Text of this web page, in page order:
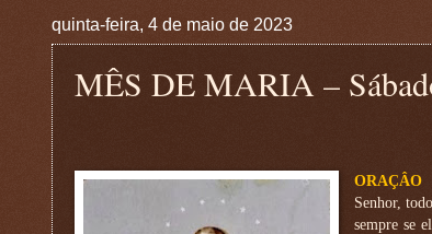
quinta-feira, 4 de maio de 2023
MÊS DE MARIA –
ORAÇÂO
Senhor,
sempre se